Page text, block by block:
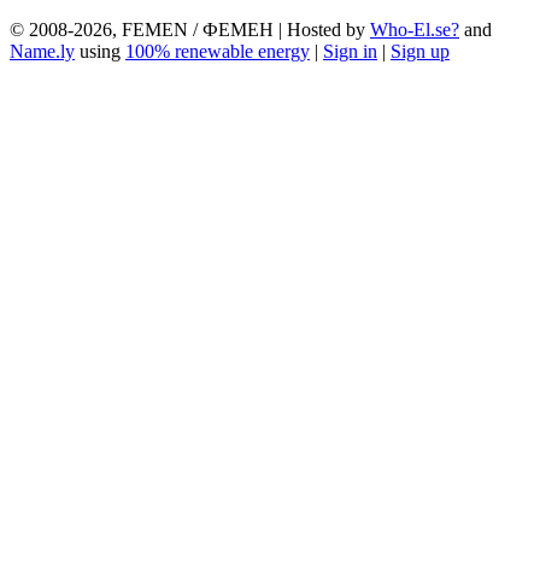
© 2008-2026, FEMEN / ФЕМЕН | Hosted by Who-El.se? and
Name.ly using 100% renewable energy | Sign in | Sign up